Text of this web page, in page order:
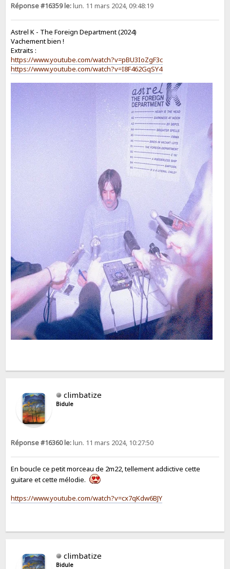
Réponse #16359 le:lun. 11 mars 2024, 09:48:19
Astrel K - The Foreign Department (2024)
Vachement bien !
Extraits :
https://www.youtube.com/watch?v=pBU3IoZgF3c
https://www.youtube.com/watch?v=I8F462GqSY4
climbatize
Bidule
Réponse #16360 le:lun. 11 mars 2024, 10:27:50
En boucle ce petit morceau de 2m22, tellement addictive cette
guitare et cette mélodie.
https://www.youtube.com/watch?v=cx7qKdw6BJY
climbatize
Bidule